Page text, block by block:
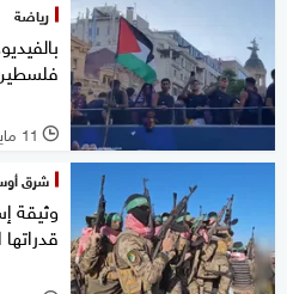
رياضة
l 11 مايو 2026
شرق
وثيقة